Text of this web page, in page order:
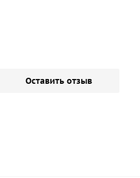
Оставить отзыв